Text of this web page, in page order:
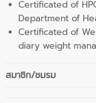
Certificated of
Department of
Certificated of
diary weight
สมาชิก/ชมรม